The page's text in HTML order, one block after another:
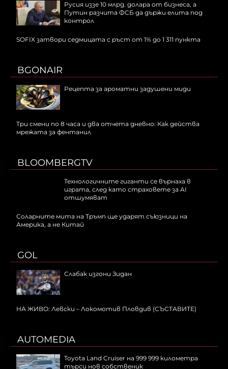
Русия иззе 10 млрд. долара от бизнеса, а
Путин разчита ФСБ да държи елита под
контрол
SOFIX затвори седмицата с ръст от 1% до 1 311 пункта
BGONAIR
Рецепта за ароматни задушени миди
Три смени по 8 часа и два отчета дневно: Как действа
мрежата за фентанил
BLOOMBERGTV
Технологичните гиганти се върнаха в
играта, след като страховете за AI
отшумяват
Соларните мита на Тръмп ще ударят съюзници на
Америка, а не Китай
GOL
Слабак изгони Зидан
НА ЖИВО: Левски – Локомотив Пловдив (СЪСТАВИТЕ)
AUTOMEDIA
Toyota Land Cruiser на 999 999 километра
търси нов собственик